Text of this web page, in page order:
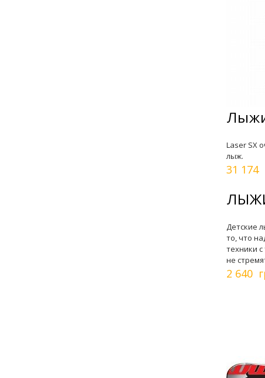
Laser SX
лыж.
31 174
ЛЫЖИ
Детские
то, что
техники
не
2 640